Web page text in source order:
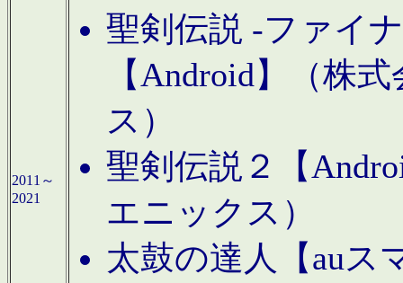
2011～
2021
聖剣伝説 -ファイ
【Android】（株
ス）
聖剣伝説２【
エニックス）
太鼓の達人【auス